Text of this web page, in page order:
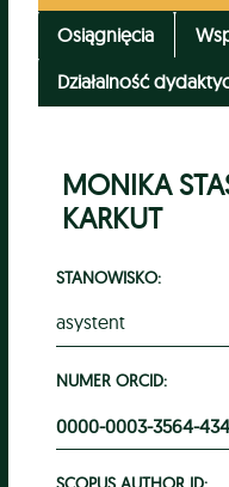
Osiągnięcia
Działalność
MONIKA
KARKUT
STANOWISKO:
asystent
NUMER ORCID:
0000-0003-3564-
SCOPUS AUTHOR ID: